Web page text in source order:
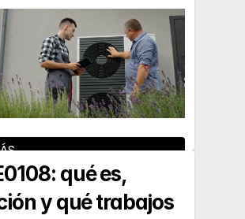
qué es,
y qué trabajos